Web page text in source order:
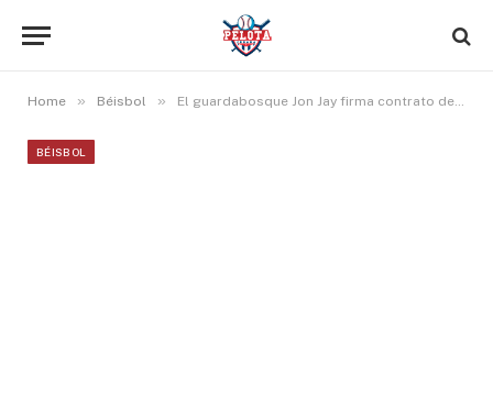
Home » Béisbol » El guardabosque Jon Jay firma contrato de una campaña con los Reales
BÉISBOL